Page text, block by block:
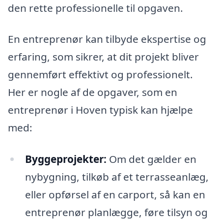
den rette professionelle til opgaven.
En entreprenør kan tilbyde ekspertise og
erfaring, som sikrer, at dit projekt bliver
gennemført effektivt og professionelt.
Her er nogle af de opgaver, som en
entreprenør i Hoven typisk kan hjælpe
med:
Byggeprojekter: Om det gælder en
nybygning, tilkøb af et terrasseanlæg,
eller opførsel af en carport, så kan en
entreprenør planlægge, føre tilsyn og